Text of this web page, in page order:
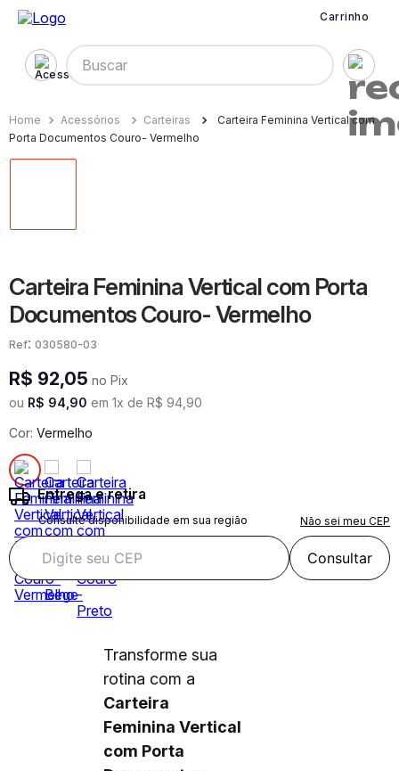
Carrinho
Buscar
Acessórios Carteiras
Carteira Feminina Vertical com
Porta Documentos Couro- Vermelho
Carteira Feminina Vertical com Porta
Documentos Couro- Vermelho
: 030580-03
R$ 92,05 no Pix
ou R$ 94 90 em 1x de R$ 94 90
Cor: Vermelho
Entrega e retira
Consulte disponibilidade em sua região Não sei meu CEP
Consultar
Transforme sua
rotina com a
Carteira
Feminina Vertical
com Porta